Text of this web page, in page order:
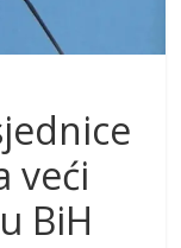
veći
BiH